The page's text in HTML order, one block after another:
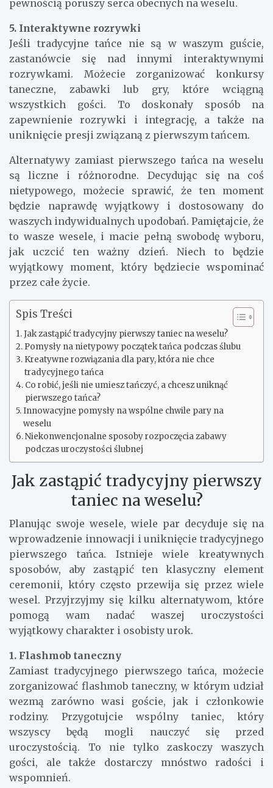
pewnością poruszy serca obecnych na weselu.
5. Interaktywne rozrywki
Jeśli tradycyjne tańce nie są w waszym guście,
zastanówcie się nad innymi interaktywnymi
rozrywkami. Możecie zorganizować konkursy
taneczne, zabawki lub gry, które wciągną
wszystkich gości. To doskonały sposób na
zapewnienie rozrywki i integrację, a także na
uniknięcie presji związaną z pierwszym tańcem.
Alternatywy zamiast pierwszego tańca na weselu
są liczne i różnorodne. Decydując się na coś
nietypowego, możecie sprawić, że ten moment
będzie naprawdę wyjątkowy i dostosowany do
waszych indywidualnych upodobań. Pamiętajcie, że
to wasze wesele, i macie pełną swobodę wyboru,
jak uczcić ten ważny dzień. Niech to będzie
wyjątkowy moment, który będziecie wspominać
przez całe życie.
Spis Treści
Jak zastąpić tradycyjny pierwszy taniec na weselu?
Pomysły na nietypowy początek tańca podczas ślubu
Kreatywne rozwiązania dla pary, która nie chce
tradycyjnego tańca
Co robić, jeśli nie umiesz tańczyć, a chcesz uniknąć
pierwszego tańca?
Innowacyjne pomysły na wspólne chwile pary na
weselu
Niekonwencjonalne sposoby rozpoczęcia zabawy
podczas uroczystości ślubnej
Jak zastąpić tradycyjny pierwszy
taniec na weselu?
Planując swoje wesele, wiele par decyduje się na
wprowadzenie innowacji i uniknięcie tradycyjnego
pierwszego tańca. Istnieje wiele kreatywnych
sposobów, aby zastąpić ten klasyczny element
ceremonii, który często przewija się przez wiele
wesel. Przyjrzyjmy się kilku alternatywom, które
pomogą wam nadać waszej uroczystości
wyjątkowy charakter i osobisty urok.
1. Flashmob taneczny
Zamiast tradycyjnego pierwszego tańca, możecie
zorganizować flashmob taneczny, w którym udział
wezmą zarówno wasi goście, jak i członkowie
rodziny. Przygotujcie wspólny taniec, który
wszyscy będą mogli nauczyć się przed
uroczystością. To nie tylko zaskoczy waszych
gości, ale także dostarczy mnóstwo radości i
wspomnień.